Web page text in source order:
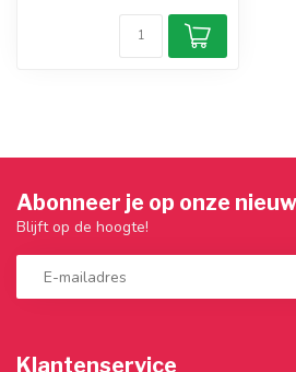
Klantenservice
Abonneer je op onze
Blijft op de hoogte!